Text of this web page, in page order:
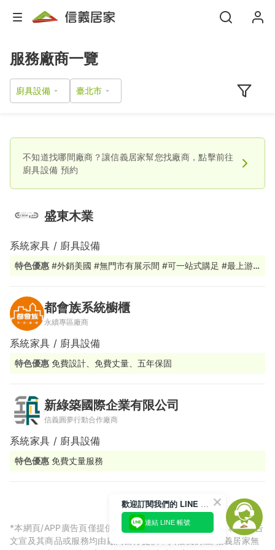
服務廠商一覽
廚具設備
不知道找哪間廠商？讓信義居家幫您找廠商，點擊前往
廚具設備 預約
盛東木業
系統家具 / 廚具設備
特色優惠 #外銷美國 #無門市有展示間 #可一站式購足 #最上游
都會族系統櫥櫃
永續專區廠商
系統家具 / 廚具設備
特色優惠 免費設計、免費丈量、五年保固
新綠築國際企業有限公司
信義圓夢行動合作廠商
系統家具 / 廚具設備
特色優惠 免費丈量服務
*本網頁/APP廣告頁僅提供廠商預約相關服務刊登廣告，相關廣告
文宣及其商品或服務均由廠商自行提供，與信義房屋/信義居家無
歡迎訂閱我們的 LINE 官方帳號
連結 LINE 帳號